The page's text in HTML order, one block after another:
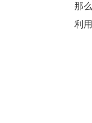
那
利